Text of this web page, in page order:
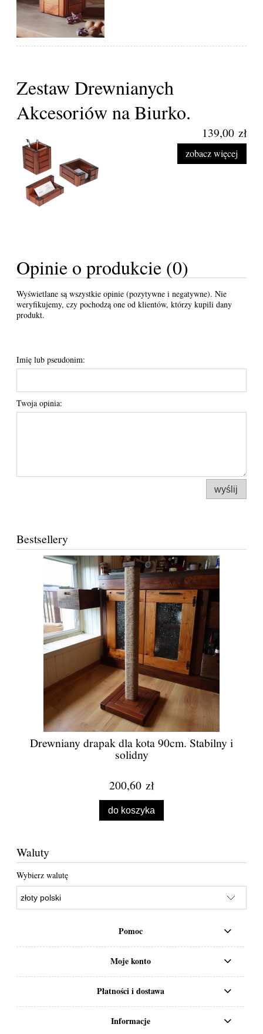
Zestaw Drewnianych
Akcesoriów na Biurko.
139,00 zł
zobacz więcej
Opinie o produkcie (0)
Wyświetlane są wszystkie opinie (pozytywne i negatywne). Nie
weryfikujemy, czy pochodzą one od klientów, którzy kupili dany
produkt.
Imię lub pseudonim:
Twoja opinia:
wyślij
Bestsellery
Drewniany drapak dla kota 90cm. Stabilny i
solidny
200,60 zł
do koszyka
Waluty
Wybierz walutę
Pomoc
Moje konto
Płatności i dostawa
Informacje